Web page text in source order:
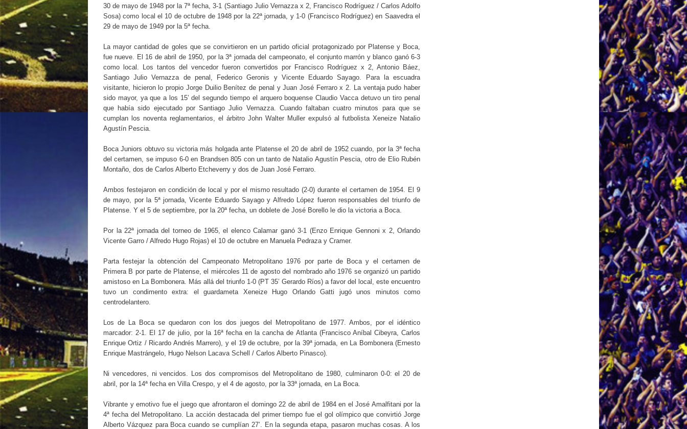
30 de mayo de 1948 por la 7ª fecha, 3-1 (Santiago Julio Vernazza x 2, Francisco Rodríguez / Carlos Adolfo
Sosa) como local el 10 de octubre de 1948 por la 22ª jornada, y 1-0 (Francisco Rodríguez) en Saavedra el
29 de mayo de 1949 por la 5ª fecha.
La mayor cantidad de goles que se convirtieron en un partido oficial protagonizado por Platense y Boca,
fue nueve. El 16 de abril de 1950, por la 3ª jornada del campeonato, el conjunto marrón y blanco ganó 6-3
como local. Los tantos del vencedor fueron convertidos por Francisco Rodríguez x 2, Antonio Báez,
Santiago Julio Vernazza de penal, Federico Geronis y Vicente Eduardo Sayago. Para la escuadra
visitante, hicieron lo propio Jorge Duilio Benítez de penal y Juan José Ferraro x 2. La ventaja pudo haber
sido mayor, ya que a los 15’ del segundo tiempo el arquero boquense Claudio Vacca detuvo un tiro penal
que había sido ejecutado por Santiago Julio Vernazza. Cuando faltaban cuatro minutos para que se
cumplan los noventa reglamentarios, el árbitro John Walter Muller expulsó al futbolista Xeneize Natalio
Agustín Pescia.
Boca Juniors obtuvo su victoria más holgada ante Platense el 20 de abril de 1952 cuando, por la 3ª fecha
del certamen, se impuso 6-0 en Brandsen 805 con un tanto de Natalio Agustín Pescia, otro de Elio Rubén
Montaño, dos de Carlos Alberto Etcheverry y dos de Juan José Ferraro.
Ambos festejaron en condición de local y por el mismo resultado (2-0) durante el certamen de 1954. El 9
de mayo, por la 5ª jornada, Vicente Eduardo Sayago y Alfredo López fueron responsables del triunfo de
Platense. Y el 5 de septiembre, por la 20ª fecha, un doblete de José Borello le dio la victoria a Boca.
Por la 22ª jornada del torneo de 1965, el elenco Calamar ganó 3-1 (Enzo Enrique Gennoni x 2, Orlando
Vicente Garro / Alfredo Hugo Rojas) el 10 de octubre en Manuela Pedraza y Cramer.
Parta festejar la obtención del Campeonato Metropolitano 1976 por parte de Boca y el certamen de
Primera B por parte de Platense, el miércoles 11 de agosto del nombrado año 1976 se organizó un partido
amistoso en La Bombonera. Más allá del triunfo 1-0 (PT 35’ Gerardo Ríos) a favor del local, este encuentro
tuvo un condimento extra: el guardameta Xeneize Hugo Orlando Gatti jugó unos minutos como
centrodelantero.
Los de La Boca se quedaron con los dos juegos del Metropolitano de 1977. Ambos, por el idéntico
marcador: 2-1. El 17 de julio, por la 16ª fecha en la cancha de Atlanta (Francisco Aníbal Cibeyra, Carlos
Enrique Ortiz / Ricardo Andrés Marrero), y el 19 de octubre, por la 39ª jornada, en La Bombonera (Ernesto
Enrique Mastrángelo, Hugo Nelson Lacava Schell / Carlos Alberto Pinasco).
Ni vencedores, ni vencidos. Los dos compromisos del Metropolitano de 1980, culminaron 0-0: el 20 de
abril, por la 14ª fecha en Villa Crespo, y el 4 de agosto, por la 33ª jornada, en La Boca.
Vibrante y emotivo fue el juego que afrontaron el domingo 22 de abril de 1984 en el José Amalfitani por la
4ª fecha del Metropolitano. La acción destacada del primer tiempo fue el gol olímpico que convirtió Jorge
Alberto Vázquez para Boca cuando se cumplían 27’. En la segunda etapa, pasaron muchas cosas. A los